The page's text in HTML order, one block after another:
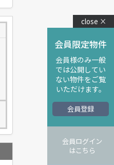
close ×
会員限定物件
会員様のみ一般
では公開してい
ない物件をご覧
いただけます。
会員登録
会員ログイン
はこちら